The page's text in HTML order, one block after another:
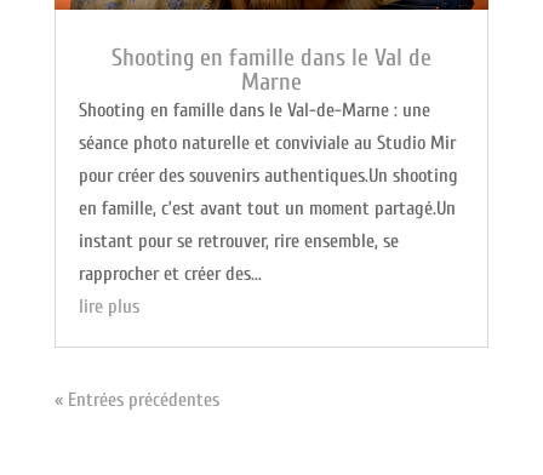
Shooting en famille dans le Val de
Marne
Shooting en famille dans le Val-de-Marne : une
séance photo naturelle et conviviale au Studio Mir
pour créer des souvenirs authentiques.Un shooting
en famille, c’est avant tout un moment partagé.Un
instant pour se retrouver, rire ensemble, se
rapprocher et créer des...
lire plus
« Entrées précédentes